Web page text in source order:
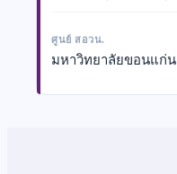
ศูนย์ สอวน.
มหาวิทยาลัยขอนแก่น